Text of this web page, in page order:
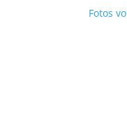
Fotos